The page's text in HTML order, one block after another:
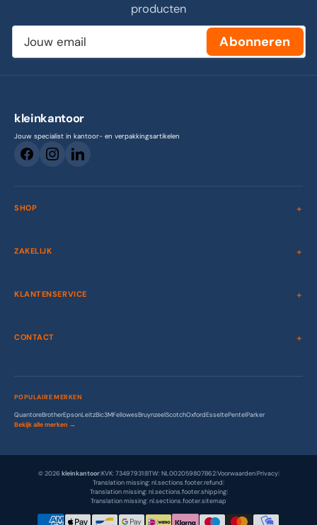
producten
Jouw
email
Abonneren
kleinkantoor
Jouw specialist in kantoor- en verpakkingsartikelen
SHOP
ZAKELIJK
KLANTENSERVICE
CONTACT
POPULAIRE MERKEN
QuantoreBrotherEpsonLeitzBic3MFellowesBruynzeelScotchOxfordEsseltePentelParker
Bekijk alle merken →
© 2026 kleinkantoor|KVK: 73497931|BTW: NL002059807B62|Voorwaarden|Privacy|
Translation missing: nl.sections.footer.refund|
Translation missing: nl.sections.footer.shipping|
Translation missing: nl.sections.footer.sitemap